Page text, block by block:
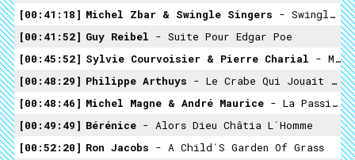
00:41:18
Michel Zbar & Swingle Singers - Swingle Novae
00:41:52
Guy Reibel - Suite Pour Edgar Poe
00:45:52
Sylvie Courvoisier & Pierre Charial - Mutant
00:48:29
Philippe Arthuys - Le Crabe Qui Jouait Avec La Mer
00:48:46
Michel Magne & André Maurice - La Passion
00:49:49
Bérénice - Alors Dieu Châtia L´Homme
00:52:20
Ron Jacobs - A Child´s Garden Of Grass